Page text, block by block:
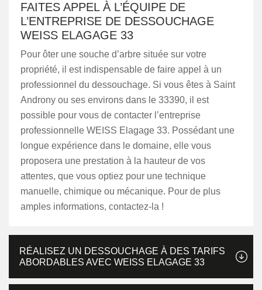
FAITES APPEL À L’ÉQUIPE DE
L’ENTREPRISE DE DESSOUCHAGE
WEISS ELAGAGE 33
Pour ôter une souche d’arbre située sur votre
propriété, il est indispensable de faire appel à un
professionnel du dessouchage. Si vous êtes à Saint
Androny ou ses environs dans le 33390, il est
possible pour vous de contacter l’entreprise
professionnelle WEISS Elagage 33. Possédant une
longue expérience dans le domaine, elle vous
proposera une prestation à la hauteur de vos
attentes, que vous optiez pour une technique
manuelle, chimique ou mécanique. Pour de plus
amples informations, contactez-la !
RÉALISEZ UN DESSOUCHAGE À DES TARIFS
ABORDABLES AVEC WEISS ELAGAGE 33